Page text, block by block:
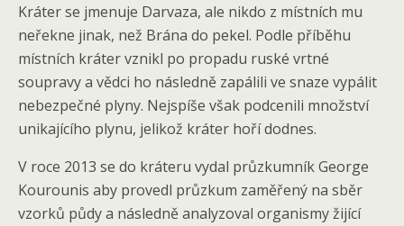
Kráter se jmenuje Darvaza, ale nikdo z místních mu
neřekne jinak, než Brána do pekel. Podle příběhu
místních kráter vznikl po propadu ruské vrtné
soupravy a vědci ho následně zapálili ve snaze vypálit
nebezpečné plyny. Nejspíše však podcenili množství
unikajícího plynu, jelikož kráter hoří dodnes.
V roce 2013 se do kráteru vydal průzkumník George
Kourounis aby provedl průzkum zaměřený na sběr
vzorků půdy a následně analyzoval organismy žijící